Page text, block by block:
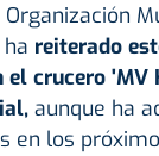
reiterado
crucero 'MV
aunque ha
en los